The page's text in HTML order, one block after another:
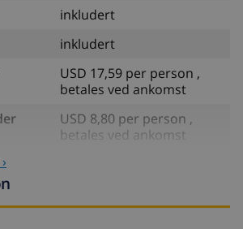
inkludert
inkludert
USD 17,59 per person ,
betales ved ankomst
USD 8,80 per person ,
betales ved ankomst
(USD 52,77/HOUR)